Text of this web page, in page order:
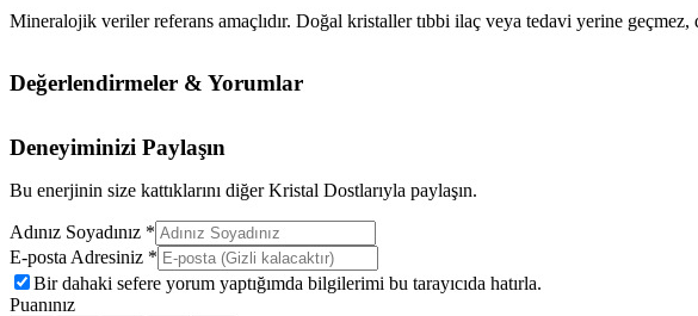
Mineralojik veriler referans amaçlıdır. Doğal kristaller tıbbi ilaç veya tedavi yerine geçmez,
Değerlendirmeler & Yorumlar
Deneyiminizi Paylaşın
Bu enerjinin size kattıklarını diğer Kristal Dostlarıyla paylaşın.
Adınız Soyadınız *
E-posta Adresiniz *
Bir dahaki sefere yorum yaptığımda bilgilerimi bu tarayıcıda hatırla.
Puanınız